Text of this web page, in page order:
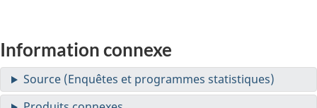
Information connexe